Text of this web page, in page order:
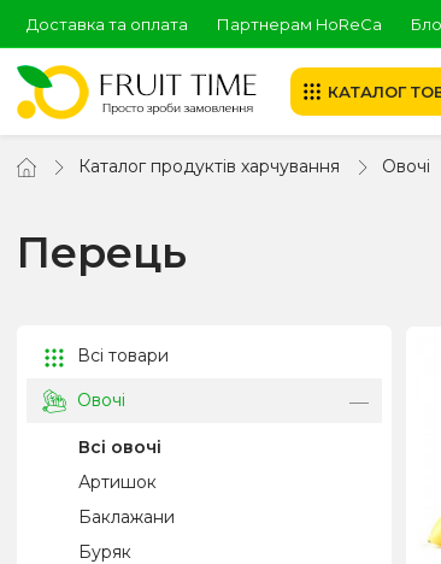
Доставка та оплата Партнерам HoReCa
КАТАЛОГ
Каталог продуктів харчування Овочі
Перець
Всі товари
Овочі
Всі овочі
Артишок
Баклажани
Буряк